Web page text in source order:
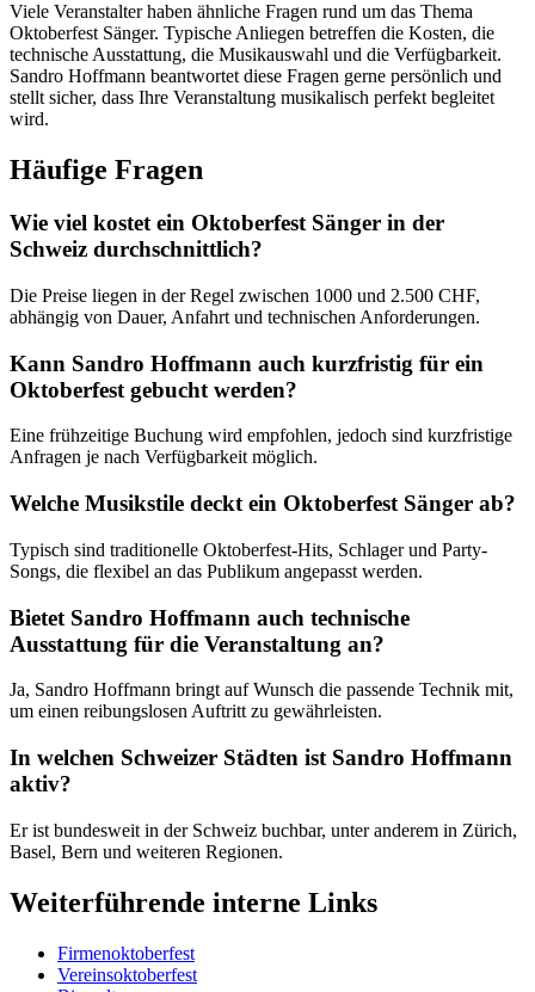
Viele Veranstalter haben ähnliche Fragen rund um das Thema
Oktoberfest Sänger. Typische Anliegen betreffen die Kosten, die
technische Ausstattung, die Musikauswahl und die Verfügbarkeit.
Sandro Hoffmann beantwortet diese Fragen gerne persönlich und
stellt sicher, dass Ihre Veranstaltung musikalisch perfekt begleitet
wird.
Häufige Fragen
Wie viel kostet ein Oktoberfest Sänger in der
Schweiz durchschnittlich?
Die Preise liegen in der Regel zwischen 1000 und 2.500 CHF,
abhängig von Dauer, Anfahrt und technischen Anforderungen.
Kann Sandro Hoffmann auch kurzfristig für ein
Oktoberfest gebucht werden?
Eine frühzeitige Buchung wird empfohlen, jedoch sind kurzfristige
Anfragen je nach Verfügbarkeit möglich.
Welche Musikstile deckt ein Oktoberfest Sänger ab?
Typisch sind traditionelle Oktoberfest-Hits, Schlager und Party-
Songs, die flexibel an das Publikum angepasst werden.
Bietet Sandro Hoffmann auch technische
Ausstattung für die Veranstaltung an?
Ja, Sandro Hoffmann bringt auf Wunsch die passende Technik mit,
um einen reibungslosen Auftritt zu gewährleisten.
In welchen Schweizer Städten ist Sandro Hoffmann
aktiv?
Er ist bundesweit in der Schweiz buchbar, unter anderem in Zürich,
Basel, Bern und weiteren Regionen.
Weiterführende interne Links
Firmenoktoberfest
Vereinsoktoberfest